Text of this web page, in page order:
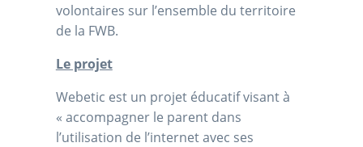
volontaires sur l’ensemble du territoire
de la FWB.
Le projet
Webetic est un projet éducatif visant à
« accompagner le parent dans
l’utilisation de l’internet avec ses